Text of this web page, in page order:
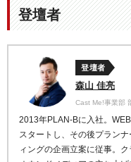
登壇者
登壇者
森山 佳亮
Cast Me!事業部
2013年PLAN-Bに入社。 WEB
スタート し、その後プランナ
ィングの企画立案に従事。 ク